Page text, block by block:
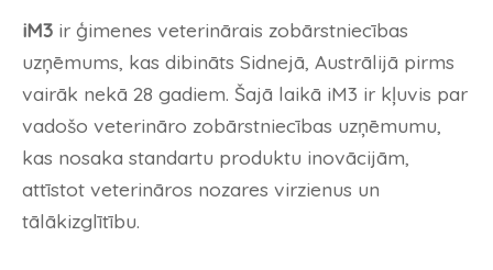
iM3 ir ģimenes veterinārais zobārstniecības
uzņēmums, kas dibināts Sidnejā, Austrālijā pirms
vairāk nekā 28 gadiem. Šajā laikā iM3 ir kļuvis par
vadošo veterināro zobārstniecības uzņēmumu,
kas nosaka standartu produktu inovācijām,
attīstot veterināros nozares virzienus un
tālākizglītību.